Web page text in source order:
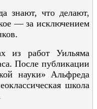
знают, что делают,
— за исключением
из работ Уильяма
После публикации
науки» Альфреда
школа